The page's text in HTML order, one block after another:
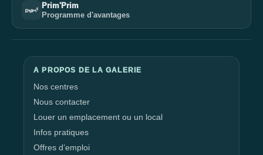
Prim'Prim
Programme d'avantages
A PROPOS DE LA GALERIE
Nos centres
Nous contacter
Louer un emplacement ou un local
Infos pratiques
Offres d’emploi